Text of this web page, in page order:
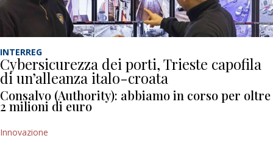
INTERREG
Cybersicurezza dei porti, Trieste capofila
di un’alleanza italo-croata
Consalvo (Authority): abbiamo in corso per oltre
2 milioni di euro
Innovazione